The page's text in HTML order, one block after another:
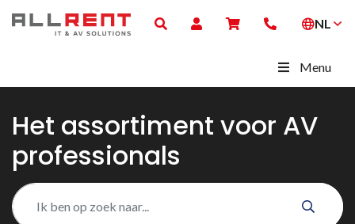
NL
Menu
Het assortiment voor AV
professionals